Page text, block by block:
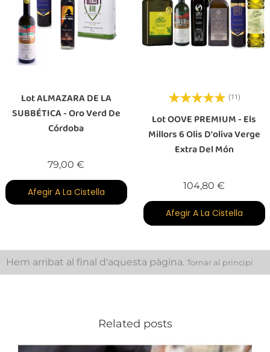
Lot ALMAZARA DE LA
SUBBÉTICA - Oro Verd De
Córdoba
79,00 €
Afegir A La Cistella
(11)
Lot OOVE PREMIUM - Els
Millors 6 Olis D'oliva Verge
Extra Del Món
104,80 €
Afegir A La Cistella
Hem arribat al final d'aquesta pàgina. Tornar al principi
Related posts